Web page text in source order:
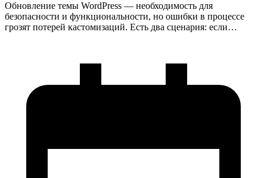
Обновление темы WordPress — необходимость для
безопасности и функциональности, но ошибки в процессе
грозят потерей кастомизаций. Есть два сценария: если…